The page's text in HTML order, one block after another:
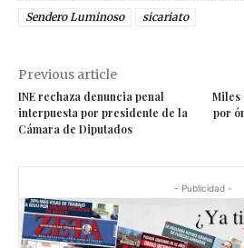
Sendero Luminoso
sicariato
Previous article
INE rechaza denuncia penal
interpuesta por presidente de la
Cámara de Diputados
Miles
por
- Publicidad -